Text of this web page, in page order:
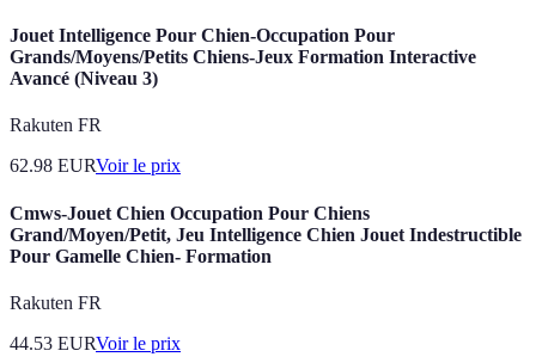
Jouet Intelligence Pour Chien-Occupation Pour
Grands/Moyens/Petits Chiens-Jeux Formation Interactive
Avancé (Niveau 3)
Rakuten FR
62.98 EURVoir le prix
Cmws-Jouet Chien Occupation Pour Chiens
Grand/Moyen/Petit, Jeu Intelligence Chien Jouet Indestructible
Pour Gamelle Chien- Formation
Rakuten FR
44.53 EURVoir le prix